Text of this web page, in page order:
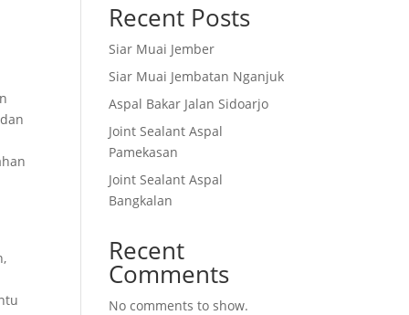
Recent Posts
Siar Muai Jember
Siar Muai Jembatan Nganjuk
Aspal Bakar Jalan Sidoarjo
Joint Sealant Aspal
Pamekasan
Joint Sealant Aspal
Bangkalan
Recent
Comments
No comments to show.